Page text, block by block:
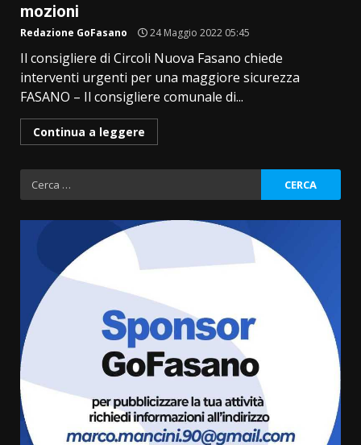
mozioni
Redazione GoFasano 24 Maggio 2022 05:45
Il consigliere di Circoli Nuova Fasano chiede
interventi urgenti per una maggiore sicurezza
FASANO – Il consigliere comunale di...
Continua a leggere
Ricerca
per:
Residenti di Savelletri scrivono
al Prefetto: “Noi cittadini di
5 Agosto 2026 06:15